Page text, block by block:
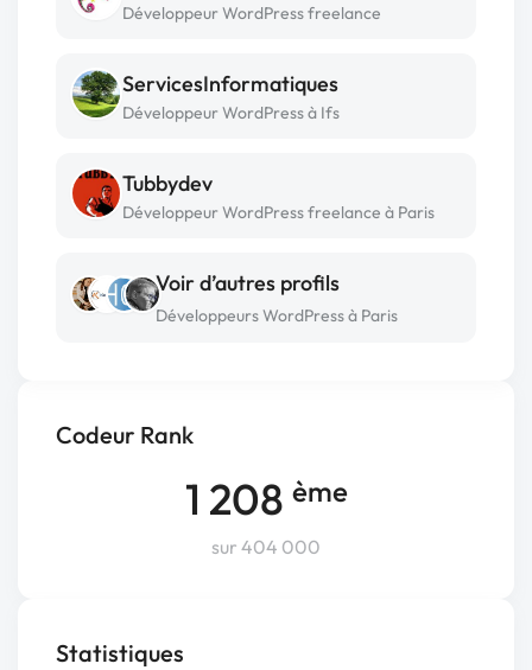
Codeur Rank
1 208 ème
sur 404 000
Statistiques
Développeur WordPress freelance
ServicesInformatiques
Développeur WordPress à Ifs
Tubbydev
Développeur WordPress freelance à Paris
Voir d’autres profils
Développeurs WordPress à Paris